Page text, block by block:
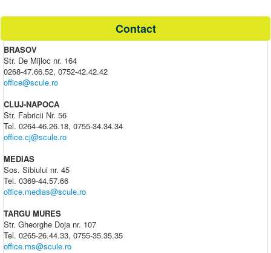
Contact
BRASOV
Str. De Mijloc nr. 164
0268-47.66.52, 0752-42.42.42
office@scule.ro
CLUJ-NAPOCA
Str. Fabricii Nr. 56
Tel. 0264-46.26.18, 0755-34.34.34
office.cj@scule.ro
MEDIAS
Sos. Sibiului nr. 45
Tel. 0369-44.57.66
office.medias@scule.ro
TARGU MURES
Str. Gheorghe Doja nr. 107
Tel. 0265-26.44.33, 0755-35.35.35
office.ms@scule.ro